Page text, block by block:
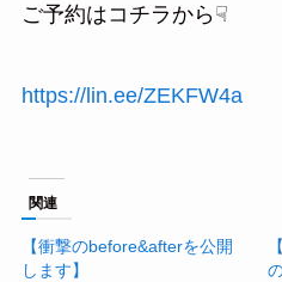
ご予約はコチラから☟
https://lin.ee/ZEKFW4a
関連
【衝撃のbefore&afterを公開
します】